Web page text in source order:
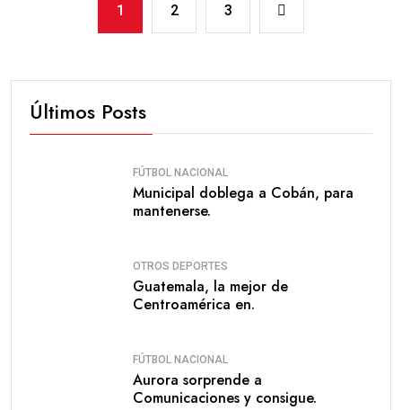
1 2 3
Últimos Posts
FÚTBOL NACIONAL
Municipal doblega a Cobán, para
mantenerse.
OTROS DEPORTES
Guatemala, la mejor de
Centroamérica en.
FÚTBOL NACIONAL
Aurora sorprende a
Comunicaciones y consigue.